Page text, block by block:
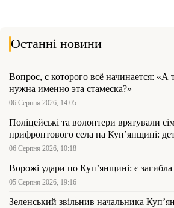
Останні новини
Вопрос, с которого всё начинается: «А
нужна именно эта стамеска?»
06 Серпня 2026, 14:05
Поліцейські та волонтери врятували
прифронтового села на Куп’янщині:
06 Серпня 2026, 10:18
Ворожі удари по Куп’янщині: є загибла
05 Серпня 2026, 19:16
Зеленський звільнив начальника